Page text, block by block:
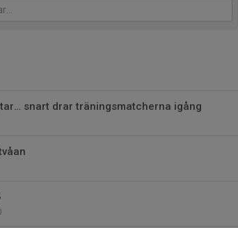
snart drar träningsmatcherna igång